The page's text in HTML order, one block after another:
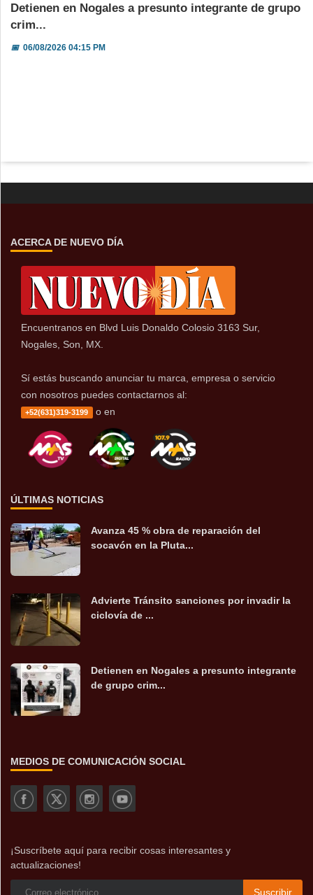
Detienen en Nogales a presunto integrante de grupo
crim...
📅06/08/2026 04:15 PM
ACERCA DE NUEVO DÍA
Encuentranos en Blvd Luis Donaldo Colosio 3163 Sur,
Nogales, Son, MX.
Sí estás buscando anunciar tu marca, empresa o servicio
con nosotros puedes contactarnos al:
+52(631)319-3199 o en
ÚLTIMAS NOTICIAS
Avanza 45 % obra de reparación del
socavón en la Pluta...
Advierte Tránsito sanciones por invadir la
ciclovía de ...
Detienen en Nogales a presunto integrante
de grupo crim...
MEDIOS DE COMUNICACIÓN SOCIAL
¡Suscríbete aquí para recibir cosas interesantes y
actualizaciones!
Suscribir